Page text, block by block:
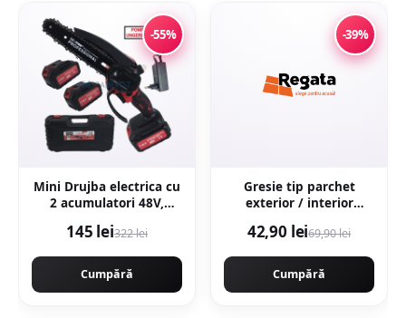
-55%
Mini Drujba electrica cu
2 acumulatori 48V,
valiza transport,
145 lei322 lei
Cumpără
-39%
Gresie tip parchet
exterior / interior
60 cm mata portelanata42,90 lei69,90 lei
Cumpără